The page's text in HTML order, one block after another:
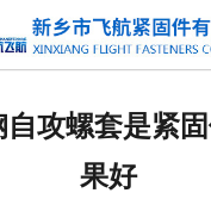
网
攻螺套是紧
果好